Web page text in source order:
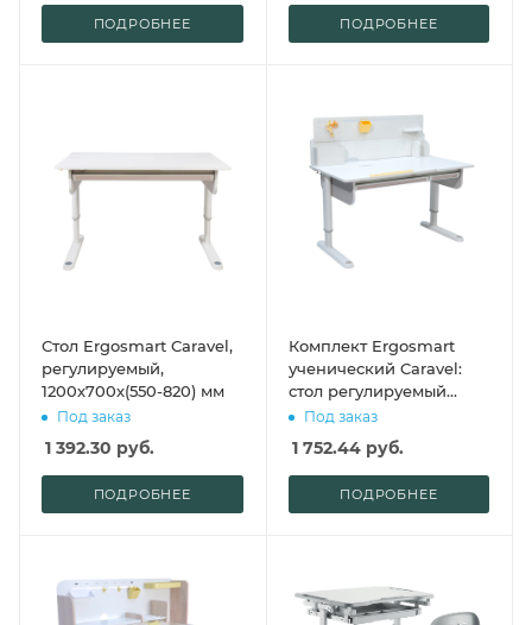
ПОДРОБНЕЕ ПОДРОБНЕЕ
Стол Ergosmart Caravel,
регулируемый,
1200х700х(550-820) мм
Под заказ
1 392.30 руб.
ПОДРОБНЕЕ
Комплект Ergosmart
ученический Caravel:
стол регулируемый
Caravel, полка с
подставкой для книг
Wooden space
Под заказ
1 752.44руб.
ПОДРОБНЕЕ